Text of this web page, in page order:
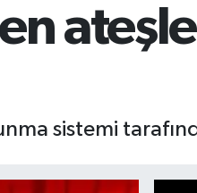
sistemi